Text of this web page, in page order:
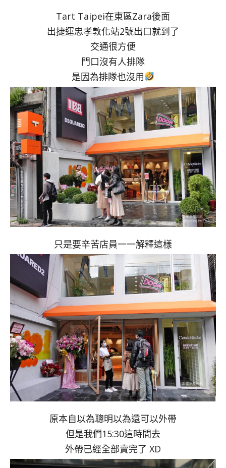
Tart Taipei在東區Zara後面
出捷運忠孝敦化站2號出口就到了
交通很方便
門口沒有人排隊
是因為排隊也沒用
只是要辛苦店員一一解釋這樣
原本自以為聰明以為還可以外帶
但是我們15:30這時間去
外帶已經全部賣完了 XD